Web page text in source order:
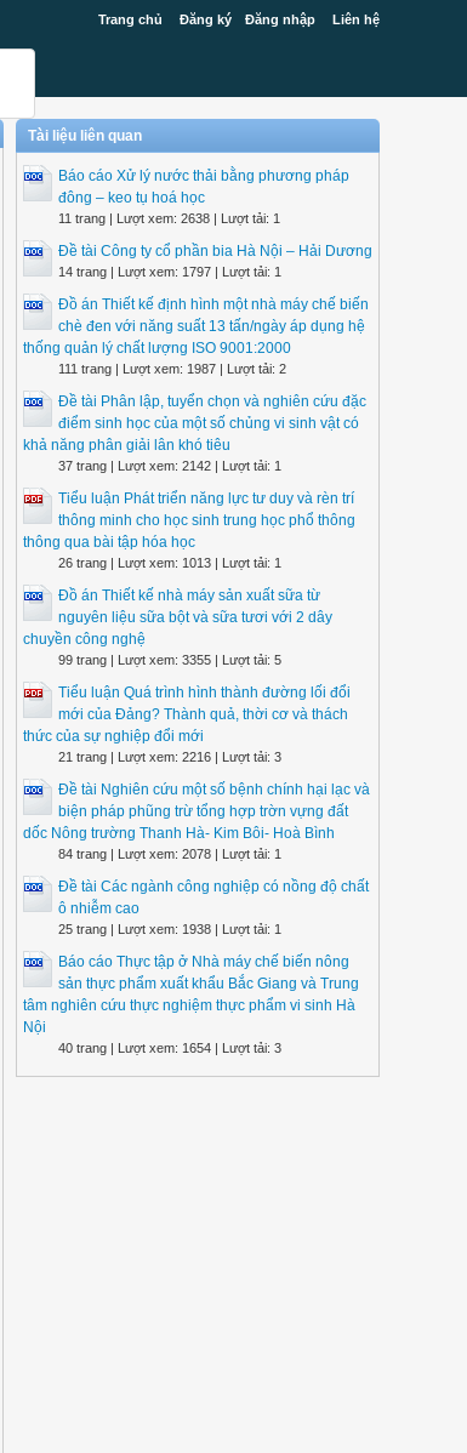
Trang chủ Đăng ký Đăng nhập Liên hệ
Tài liệu liên quan
Báo cáo Xử lý nước thải bằng phương pháp
đông – keo tụ hoá học
11 trang | Lượt xem: 2638 | Lượt tải: 1
Đề tài Công ty cổ phần bia Hà Nội – Hải Dương
14 trang | Lượt xem: 1797 | Lượt tải: 1
Đồ án Thiết kế định hình một nhà máy chế biến
chè đen với năng suất 13 tấn/ngày áp dụng hệ
thống quản lý chất lượng ISO 9001:2000
111 trang | Lượt xem: 1987 | Lượt tải: 2
Đề tài Phân lập, tuyển chọn và nghiên cứu đặc
điểm sinh học của một số chủng vi sinh vật có
khả năng phân giải lân khó tiêu
37 trang | Lượt xem: 2142 | Lượt tải: 1
Tiểu luận Phát triển năng lực tư duy và rèn trí
thông minh cho học sinh trung học phổ thông
thông qua bài tập hóa học
26 trang | Lượt xem: 1013 | Lượt tải: 1
Đồ án Thiết kế nhà máy sản xuất sữa từ
nguyên liệu sữa bột và sữa tươi với 2 dây
chuyền công nghệ
99 trang | Lượt xem: 3355 | Lượt tải: 5
Tiểu luận Quá trình hình thành đường lối đổi
mới của Đảng? Thành quả, thời cơ và thách
thức của sự nghiệp đổi mới
21 trang | Lượt xem: 2216 | Lượt tải: 3
Đề tài Nghiên cứu một số bệnh chính hại lạc và
biện pháp phũng trừ tổng hợp trờn vựng đất
dốc Nông trường Thanh Hà- Kim Bôi- Hoà Bình
84 trang | Lượt xem: 2078 | Lượt tải: 1
Đề tài Các ngành công nghiệp có nồng độ chất
ô nhiễm cao
25 trang | Lượt xem: 1938 | Lượt tải: 1
Báo cáo Thực tập ở Nhà máy chế biến nông
sản thực phẩm xuất khẩu Bắc Giang và Trung
tâm nghiên cứu thực nghiệm thực phẩm vi sinh Hà
Nội
40 trang | Lượt xem: 1654 | Lượt tải: 3